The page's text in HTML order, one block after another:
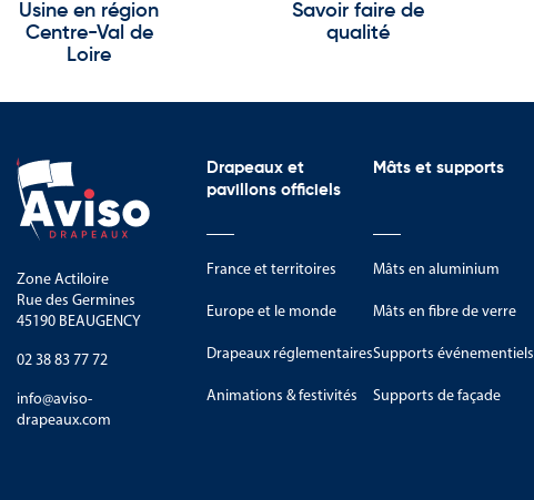
Usine en région
Centre-Val de
Loire
Savoir faire de
qualité
Zone Actiloire
Rue des Germines
45190 BEAUGENCY
02 38 83 77 72
info@aviso-
drapeaux.com
Drapeaux et
pavillons officiels
France et territoires
Europe et le monde
Drapeaux réglementaires
Animations & festivités
Mâts et supports
Mâts en aluminium
Mâts en fibre de verre
Supports événementiels
Supports de façade